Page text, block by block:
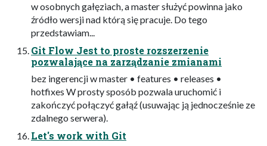
w osobnych gałęziach, a master służyć powinna jako
źródło wersji nad którą się pracuje. Do tego
przedstawiam...
Git Flow Jest to proste rozszerzenie
pozwalające na zarządzanie zmianami
bez ingerencji w master • features • releases •
hotfixes W prosty sposób pozwala uruchomić i
zakończyć połączyć gałąź (usuwając ją jednocześnie ze
zdalnego serwera).
Let's work with Git